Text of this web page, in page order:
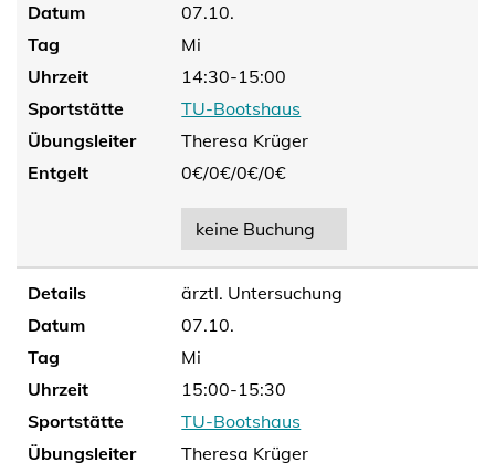
Datum
07.10.
Tag
Mi
Uhrzeit
14:30-15:00
Sportstätte
TU-Bootshaus
Übungsleiter
Theresa Krüger
Entgelt
0€/0€/0€/0€
keine Buchung
Details
ärztl. Untersuchung
Datum
07.10.
Tag
Mi
Uhrzeit
15:00-15:30
Sportstätte
TU-Bootshaus
Übungsleiter
Theresa Krüger